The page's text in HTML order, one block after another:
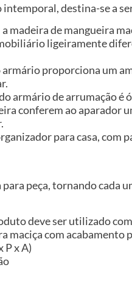
destina-se a
madeira de mangueira
ligeiramente
proporciona um
armário de arrumação
conferem ao
para casa, com
para peça, tornando
deve ser utilizado
maciça com acabamento
P x A)